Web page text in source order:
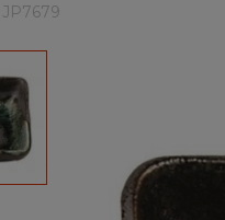
JP7679